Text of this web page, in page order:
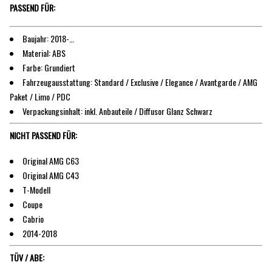
PASSEND FÜR:
Baujahr: 2018-…
Material: ABS
Farbe: Grundiert
Fahrzeugausstattung: Standard / Exclusive / Elegance / Avantgarde / AMG
Paket / Limo / PDC
Verpackungsinhalt: inkl. Anbauteile / Diffusor Glanz Schwarz
NICHT PASSEND FÜR:
Original AMG C63
Original AMG C43
T-Modell
Coupe
Cabrio
2014-2018
TÜV / ABE: